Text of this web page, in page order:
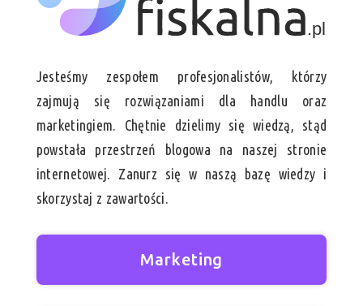
Jesteśmy zespołem profesjonalistów, którzy
zajmują się rozwiązaniami dla handlu oraz
marketingiem. Chętnie dzielimy się wiedzą, stąd
powstała przestrzeń blogowa na naszej stronie
internetowej. Zanurz się w naszą bazę wiedzy i
skorzystaj z zawartości.
Marketing